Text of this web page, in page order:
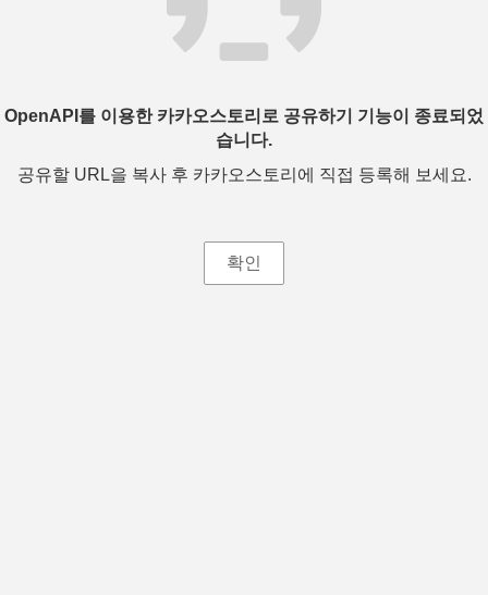
OpenAPI를 이용한 카카오스토리로 공유하기 기능이 종료되었
습니다.
공유할 URL을 복사 후 카카오스토리에 직접 등록해 보세요.
확인